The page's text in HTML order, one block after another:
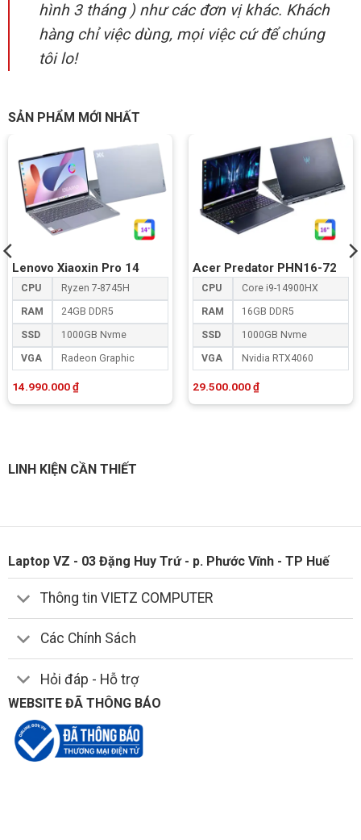
hình 3 tháng ) như các đơn vị khác. Khách
hàng chỉ việc dùng, mọi việc cứ để chúng
tôi lo!
SẢN PHẨM MỚI NHẤT
Lenovo Xiaoxin Pro 14
CPU Ryzen 7-8745H
RAM 24GB DDR5
SSD 1000GB Nvme
VGA Radeon Graphic
14.990.000₫
Acer Predator PHN16-72
CPU Core i9-14900HX
RAM 16GB DDR5
SSD 1000GB Nvme
VGA Nvidia RTX4060
29.500.000₫
LINH KIỆN CẦN THIẾT
Laptop VZ - 03 Đặng Huy Trứ - p. Phước Vĩnh - TP Huế
Thông tin VIETZ COMPUTER
Các Chính Sách
Hỏi đáp - Hỗ trợ
WEBSITE ĐÃ THÔNG BÁO